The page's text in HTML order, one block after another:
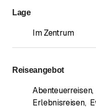
Lage
Im Zentrum
Reiseangebot
Abenteuerreisen,
Erlebnisreisen,